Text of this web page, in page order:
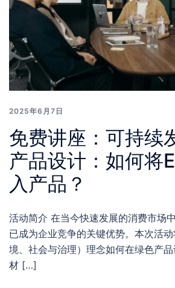
2025年6月7日
免费讲座：可持续
产品设计：如何将
入产品？
活动简介 在当今快速发展的消费市场
已成为企业竞争的关键优势。本次活
境、社会与治理）理念如何在绿色产
材 […]